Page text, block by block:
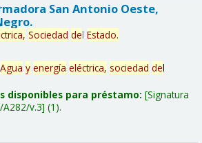
San Antonio Oeste,
Sociedad del Estado.
Agua y energía eléctrica, sociedad del
disponibles para préstamo: Signatura
A282/v.3 (1).